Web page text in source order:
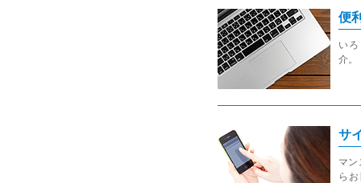
便
い
介。
サ
マン
ら